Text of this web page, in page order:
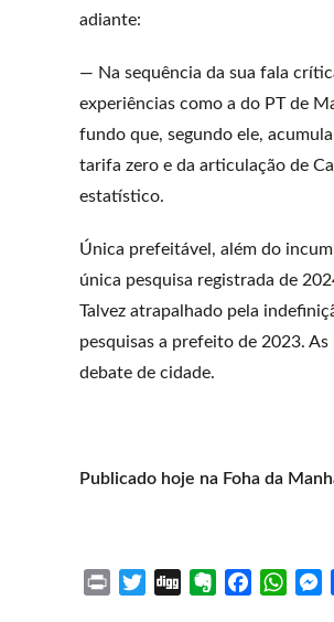
adiante:
— Na sequência da sua fala
experiências como a do PT de
fundo que, segundo ele,
tarifa zero e da articulação de
estatístico.
Única prefeitável, além do
única pesquisa registrada de
Talvez atrapalhado pela
pesquisas a prefeito de 2023.
debate de cidade.
Publicado hoje na Foha da
W